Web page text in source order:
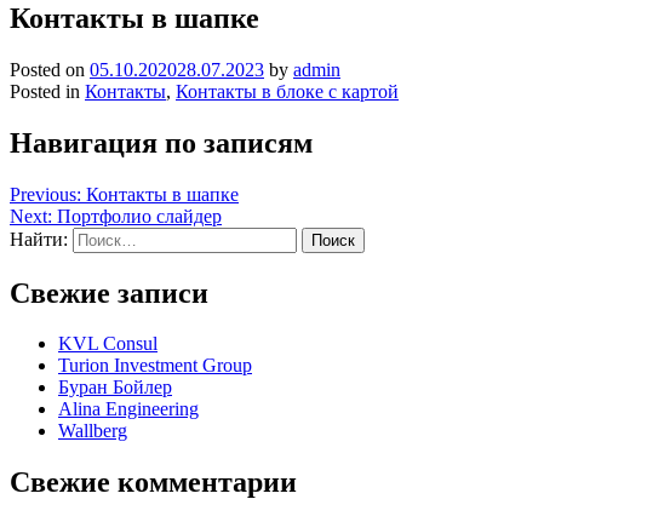
Контакты в шапке
Posted on 05.10.202028.07.2023 by admin
Posted in Контакты, Контакты в блоке с картой
Навигация по записям
Previous: Контакты в шапке
Next: Портфолио слайдер
Найти:
Свежие записи
KVL Consul
Turion Investment Group
Буран Бойлер
Alina Engineering
Wallberg
Свежие комментарии